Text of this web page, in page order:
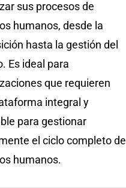
sus procesos de
humanos, desde la
hasta la gestión del
Es ideal para
que requieren
integral y
para gestionar
el ciclo completo de
humanos.